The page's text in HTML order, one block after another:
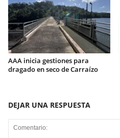
AAA inicia gestiones para
dragado en seco de Carraízo
DEJAR UNA RESPUESTA